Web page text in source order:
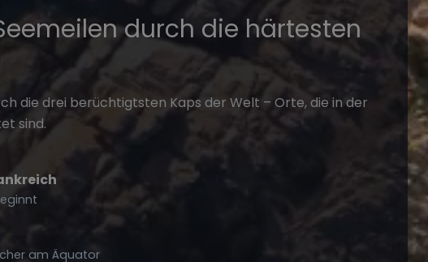
durch die härtesten
die drei berüchtigtsten Kaps der Welt – Orte, die in der
sind.
am Äquator